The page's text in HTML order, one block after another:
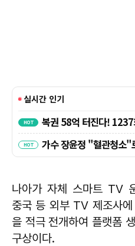
나아가 자체 스마트 TV
중국 등 외부 TV 제조사
을 적극 전개하여 플랫폼
구상이다.